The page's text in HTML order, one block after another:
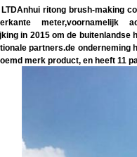
LTDAnhui ritong brush-
meter,voornamelijk
in 2015 om de
partners.de
merk product, en heeft 11